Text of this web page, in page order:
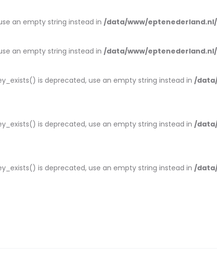
an empty string instead in /data/www/
an empty string instead in /data/www/
is deprecated, use an empty string instead in /
is deprecated, use an empty string instead in /
is deprecated, use an empty string instead in /